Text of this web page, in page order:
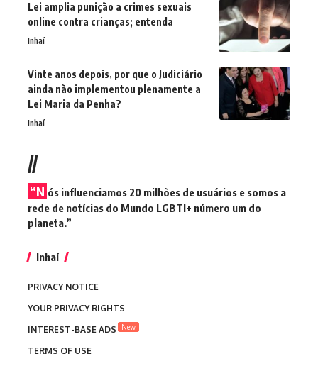
Lei amplia punição a crimes sexuais
online contra crianças; entenda
Inhaí
Vinte anos depois, por que o Judiciário
ainda não implementou plenamente a
Lei Maria da Penha?
Inhaí
//
“N ós influenciamos 20 milhões de usuários e somos a
rede de notícias do Mundo LGBTI+ número um do
planeta.”
Inhaí
PRIVACY NOTICE
YOUR PRIVACY RIGHTS
INTEREST-BASE ADS
New
TERMS OF USE